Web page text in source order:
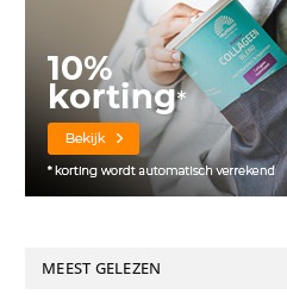
MEEST GELEZEN